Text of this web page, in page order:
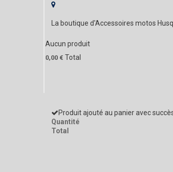
La boutique d'Accessoires motos
Aucun produit
0,00 € Total
Produit ajouté au panier avec
Quantité
Total